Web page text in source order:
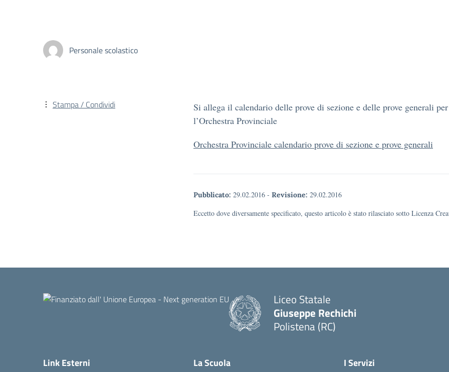
Personale scolastico
Si allega il calendario delle prove di sezione e delle prove generali per
l’Orchestra Provinciale
Orchestra Provinciale calendario prove di sezione e prove generali
Pubblicato: 29.02.2016 - Revisione: 29.02.2016
Eccetto dove diversamente specificato, questo articolo è stato rilasciato sotto Licenza
Stampa / Condividi
Liceo Statale
Giuseppe Rechichi
Polistena (RC)
Link Esterni La Scuola I Servizi